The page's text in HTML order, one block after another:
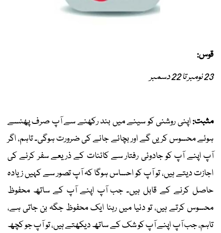
قوس:
23 نومبر تا 22 دسمبر
مثبت:اپنی روشنی کو سینے میں بند رکھنے سے آپ صرف پھنسے
ہوئے محسوس کریں گے اور بچائے جانے کی ضرورت ہوگی۔ تاہم، اگر
آپ اپنے آپ کو جادوئی رفتار سے کائنات کے ذریعے سفر کرنے کی
اجازت دیتے ہیں، تو آپ کو احساس ہوگا کہ آپ تصور سے کہیں زیادہ
حاصل کرنے کے قابل ہیں۔ جب آپ اپنے آپ کے ساتھ محفوظ
محسوس کرتے ہیں، تو دنیا میں رہنا ایک محفوظ جگہ بن جاتی ہے،
تاہم، جب آپ اپنے آپ کو شک کے ساتھ دیکھتے ہیں، تو آپ جو کچھ